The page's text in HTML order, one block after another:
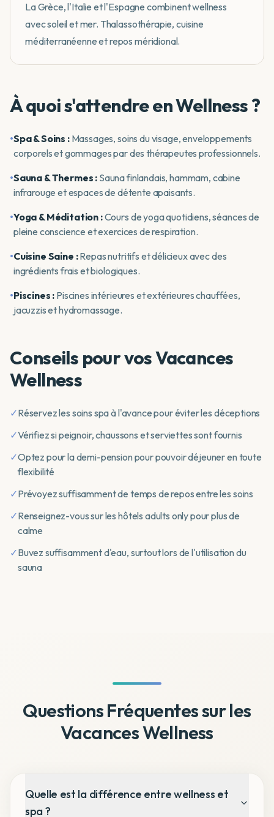
La Grèce, l'Italie et l'Espagne combinent wellness
avec soleil et mer. Thalassothérapie, cuisine
méditerranéenne et repos méridional.
À quoi s'attendre en Wellness ?
•Spa & Soins :Massages, soins du visage, enveloppements
corporels et gommages par des thérapeutes professionnels.
•Sauna & Thermes : Sauna finlandais, hammam, cabine
infrarouge et espaces de détente apaisants.
•Yoga & Méditation :Cours de yoga quotidiens, séances de
pleine conscience et exercices de respiration.
•Cuisine Saine :Repas nutritifs et délicieux avec des
ingrédients frais et biologiques.
•Piscines : Piscines intérieures et extérieures chauffées,
jacuzzis et hydromassage.
Conseils pour vos Vacances
Wellness
✓Réservez les soins spa à l'avance pour éviter les déceptions
✓Vérifiez si peignoir, chaussons et serviettes sont fournis
✓Optez pour la demi-pension pour pouvoir déjeuner en toute
flexibilité
✓Prévoyez suffisamment de temps de repos entre les soins
✓Renseignez-vous sur les hôtels adults only pour plus de
calme
✓Buvez suffisamment d'eau, surtout lors de l'utilisation du
sauna
Questions Fréquentes sur les
Vacances Wellness
Quelle est la différence entre wellness et
spa ?